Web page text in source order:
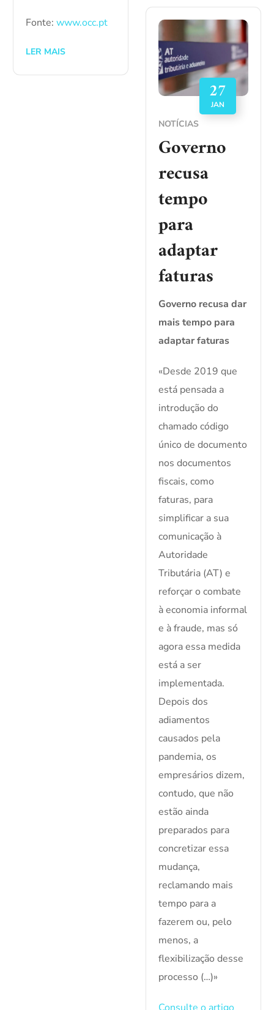
Fonte:www.occ.pt
LER MAIS
27
JAN
NOTÍCIAS
Governo
recusa
tempo
para
adaptar
faturas
Governo recusa dar
mais tempo para
adaptar faturas
«Desde 2019 que
está pensada a
introdução do
chamado código
único de documento
nos documentos
fiscais, como
faturas, para
simplificar a sua
comunicação à
Autoridade
Tributária (AT) e
reforçar o combate
à economia informal
e à fraude, mas só
agora essa medida
está a ser
implementada.
Depois dos
adiamentos
causados pela
pandemia, os
empresários dizem,
contudo, que não
estão ainda
preparados para
concretizar essa
mudança,
reclamando mais
tempo para a
fazerem ou, pelo
menos, a
flexibilização desse
processo (…)»